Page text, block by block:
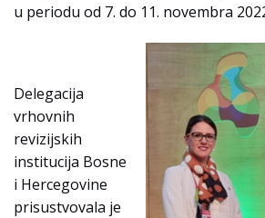
u periodu od 7. do 11. novembra
Delegacija
vrhovnih
revizijskih
institucija Bosne
i Hercegovine
prisustvovala je